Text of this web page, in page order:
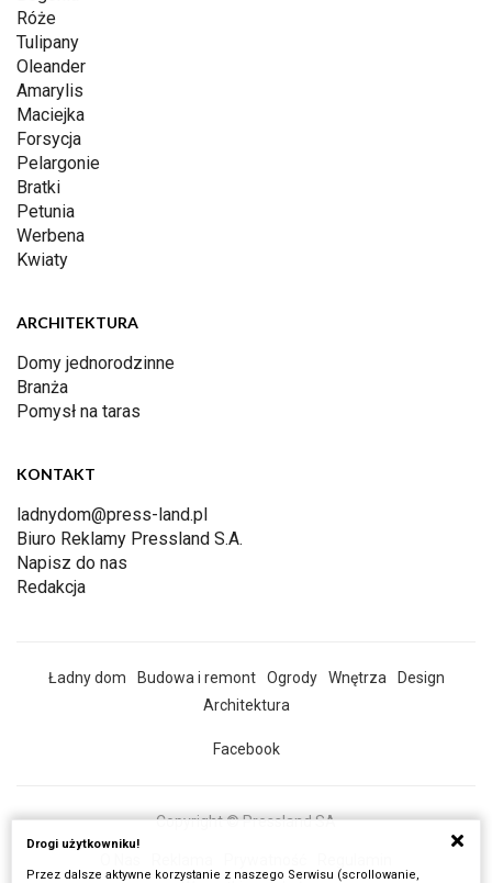
Róże
Tulipany
Oleander
Amarylis
Maciejka
Forsycja
Pelargonie
Bratki
Petunia
Werbena
Kwiaty
ARCHITEKTURA
Domy jednorodzinne
Branża
Pomysł na taras
KONTAKT
ladnydom@press-land.pl
Biuro Reklamy Pressland S.A.
Napisz do nas
Redakcja
Ładny dom Budowa i remont Ogrody Wnętrza
Design
Architektura
Facebook
Copyright © Pressland SA
Drogi użytkowniku!
Przez dalsze aktywne korzystanie z naszego Serwisu (scrollowanie,